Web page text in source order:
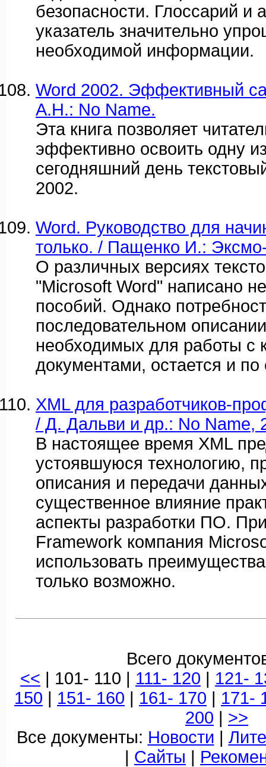
безопасности. Глоссарий и
указатель значительно
необходимой информации.
Word 2002. Эффективный
А.Н.: No Name.
Эта книга позволяет
эффективно освоить одну
сегодняшний день
2002.
Word. Руководство для
только. / Пащенко И.:
О различных версиях
"Microsoft Word" написано
пособий. Однако
последовательном
необходимых для работы с
документами, остается и по
XML для разработчиков-
/ Д. Дальви и др.: No Name,
В настоящее время XML
устоявшуюся технологию,
описания и передачи
существенное влияние
аспекты разработки ПО.
Framework компания
использовать
только возможно.
Всего
<< | 101- 110 | 111- 120 | 121-
150 | 151- 160 | 161- 170 | 171-
200 | >>
Все документы: Новости |
| Сайты |